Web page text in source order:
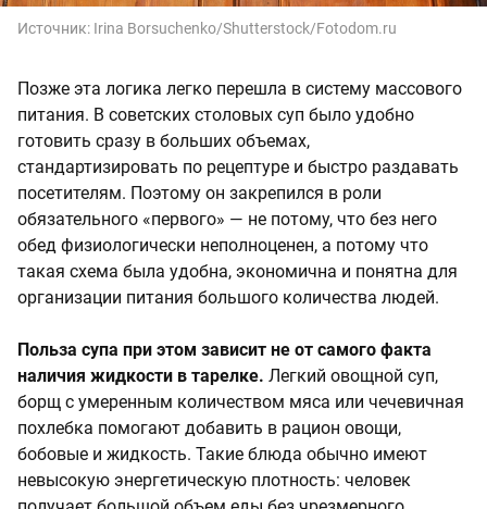
Источник: Irina Borsuchenko/Shutterstock/Fotodom.ru
Позже эта логика легко перешла в систему массового
питания. В советских столовых суп было удобно
готовить сразу в больших объемах,
стандартизировать по рецептуре и быстро раздавать
посетителям. Поэтому он закрепился в роли
обязательного «первого» — не потому, что без него
обед физиологически неполноценен, а потому что
такая схема была удобна, экономична и понятна для
организации питания большого количества людей.
Польза супа при этом зависит не от самого факта
наличия жидкости в тарелке. Легкий овощной суп,
борщ с умеренным количеством мяса или чечевичная
похлебка помогают добавить в рацион овощи,
бобовые и жидкость. Такие блюда обычно имеют
невысокую энергетическую плотность: человек